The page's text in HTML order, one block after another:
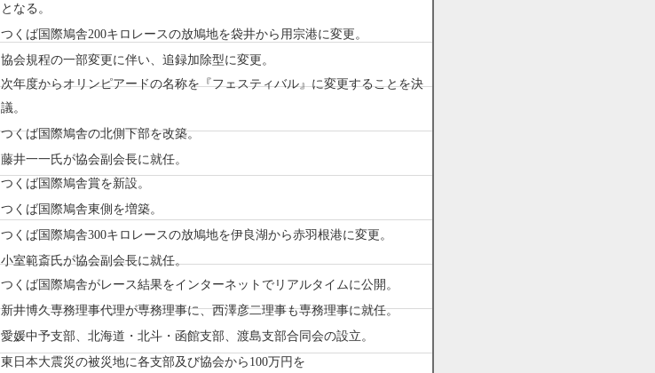
となる。
つくば国際鳩舎200キロレースの放鳩地を袋井から用宗港に変更。
協会規程の一部変更に伴い、追録加除型に変更。
次年度からオリンピアードの名称を『フェスティバル』に変更することを決
議。
つくば国際鳩舎の北側下部を改築。
藤井一一氏が協会副会長に就任。
つくば国際鳩舎賞を新設。
つくば国際鳩舎東側を増築。
つくば国際鳩舎300キロレースの放鳩地を伊良湖から赤羽根港に変更。
小室範斎氏が協会副会長に就任。
つくば国際鳩舎がレース結果をインターネットでリアルタイムに公開。
新井博久専務理事代理が専務理事に、西澤彦二理事も専務理事に就任。
愛媛中予支部、北海道・北斗・函館支部、渡島支部合同会の設立。
東日本大震災の被災地に各支部及び協会から100万円を